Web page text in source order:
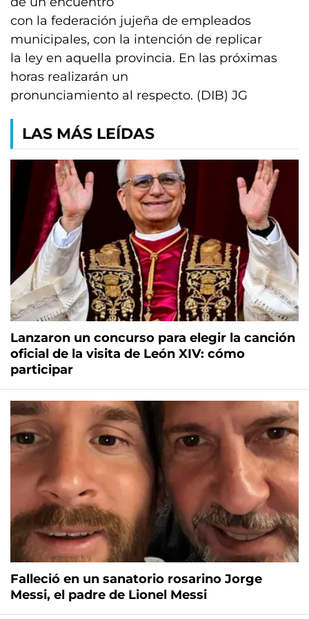
con la federación jujeña de empleados
municipales, con la intención de replicar
la ley en aquella provincia. En las próximas
horas realizarán un
pronunciamiento al respecto. (DIB) JG
LAS MÁS LEÍDAS
Lanzaron un concurso para elegir la canción
oficial de la visita de León XIV: cómo
participar
Falleció en un sanatorio rosarino Jorge
Messi, el padre de Lionel Messi